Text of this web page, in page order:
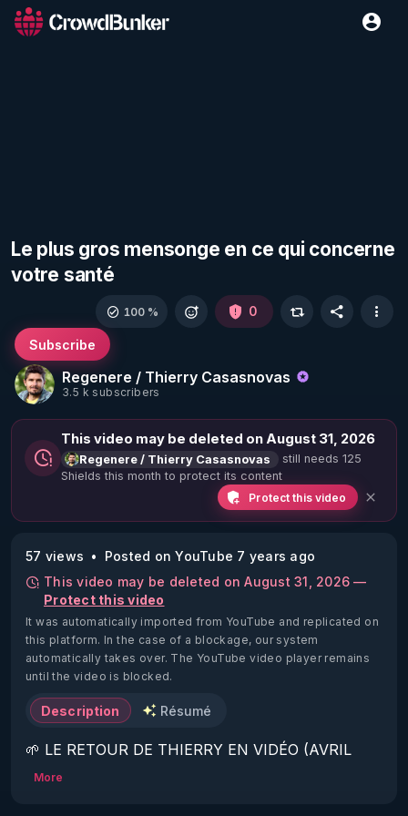
Le plus gros mensonge en ce qui concerne
votre santé
Regenere / Thierry Casasnovas
3.5 k subscribers
Subscribe
100 % 0
This video may be deleted on August 31, 2026
Regenere / Thierry Casasnovas
still needs 125
Shields this month to protect its content
Protect this video
57 views
Posted on YouTube 7 years ago
This video may be deleted on August 31, 2026 —
Protect this video
It was automatically imported from YouTube and replicated on
this platform. In the case of a blockage, our system
automatically takes over. The YouTube video player remains
until the video is blocked.
Description Résumé
🌱 LE RETOUR DE THIERRY EN VIDÉO (AVRIL
2022)!
More